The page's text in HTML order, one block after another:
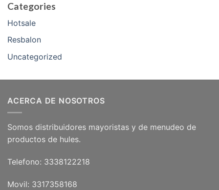
Categories
Hotsale
Resbalon
Uncategorized
ACERCA DE NOSOTROS
Somos distribuidores mayoristas y de menudeo de
productos de hules.
Telefono: 3338122218
Movil: 3317358168